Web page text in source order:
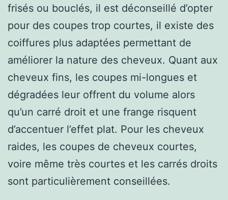
frisés ou bouclés, il est déconseillé d’opter
pour des coupes trop courtes, il existe des
coiffures plus adaptées permettant de
améliorer la nature des cheveux. Quant aux
cheveux fins, les coupes mi-longues et
dégradées leur offrent du volume alors
qu’un carré droit et une frange risquent
d’accentuer l’effet plat. Pour les cheveux
raides, les coupes de cheveux courtes,
voire même très courtes et les carrés droits
sont particulièrement conseillées.